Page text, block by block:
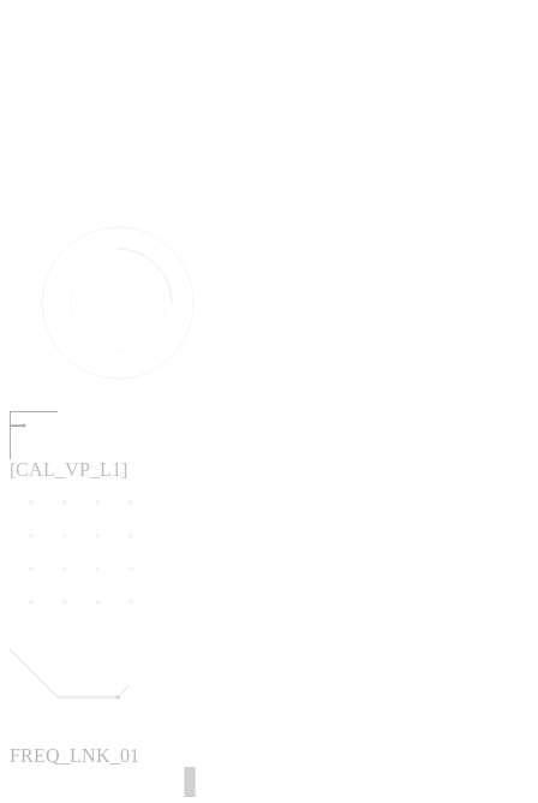
[CAL_VP_L1]
FREQ_LNK_01